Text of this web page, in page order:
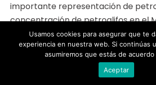
importante representación de
concentración de petroglifos en el
debe probablemente a su
paso entre los valles del Ulla y O
Usamos cookies para asegurar que te
experiencia en nuestra web. Si continúas
asumiremos que estás de
Aceptar